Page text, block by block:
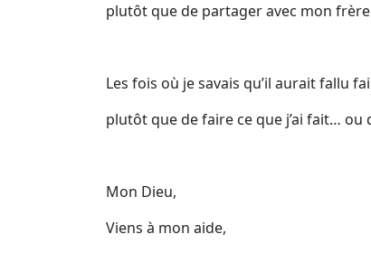
plutôt que de partager avec mon
Les fois où je savais qu’il aurait fallu
plutôt que de faire ce que j’ai fait…
Mon Dieu,
Viens à mon aide,